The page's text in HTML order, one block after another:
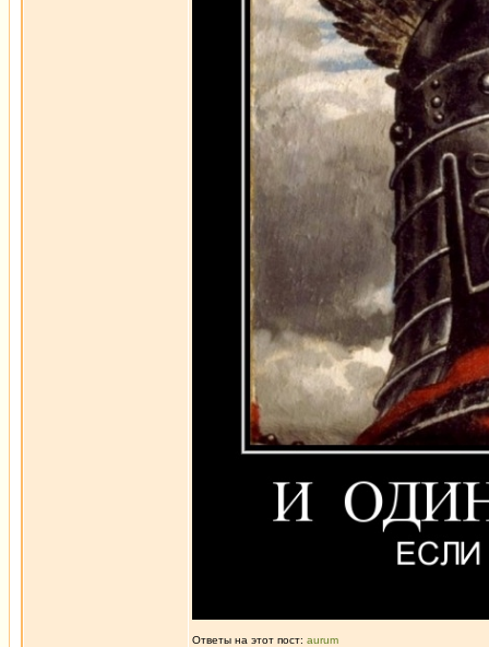
Ответы на этот пост: aurum